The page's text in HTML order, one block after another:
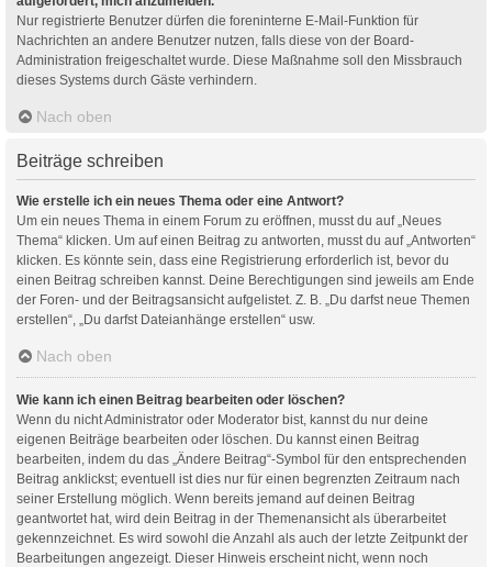
Nur registrierte Benutzer dürfen die foreninterne E-Mail-Funktion für
Nachrichten an andere Benutzer nutzen, falls diese von der Board-
Administration freigeschaltet wurde. Diese Maßnahme soll den Missbrauch
dieses Systems durch Gäste verhindern.
Nach oben
Beiträge schreiben
Wie erstelle ich ein neues Thema oder eine Antwort?
Um ein neues Thema in einem Forum zu eröffnen, musst du auf „Neues
Thema“ klicken. Um auf einen Beitrag zu antworten, musst du auf „Antworten“
klicken. Es könnte sein, dass eine Registrierung erforderlich ist, bevor du
einen Beitrag schreiben kannst. Deine Berechtigungen sind jeweils am Ende
der Foren- und der Beitragsansicht aufgelistet. Z. B. „Du darfst neue Themen
erstellen“, „Du darfst Dateianhänge erstellen“ usw.
Nach oben
Wie kann ich einen Beitrag bearbeiten oder löschen?
Wenn du nicht Administrator oder Moderator bist, kannst du nur deine
eigenen Beiträge bearbeiten oder löschen. Du kannst einen Beitrag
bearbeiten, indem du das „Ändere Beitrag“-Symbol für den entsprechenden
Beitrag anklickst; eventuell ist dies nur für einen begrenzten Zeitraum nach
seiner Erstellung möglich. Wenn bereits jemand auf deinen Beitrag
geantwortet hat, wird dein Beitrag in der Themenansicht als überarbeitet
gekennzeichnet. Es wird sowohl die Anzahl als auch der letzte Zeitpunkt der
Bearbeitungen angezeigt. Dieser Hinweis erscheint nicht, wenn noch